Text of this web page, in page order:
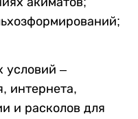
условий –
интернета,
и расколов для